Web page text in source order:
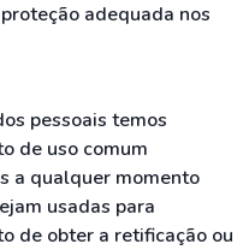
adequada nos
pessoais temos
de uso comum
a qualquer momento
usadas para
de obter a retificação ou